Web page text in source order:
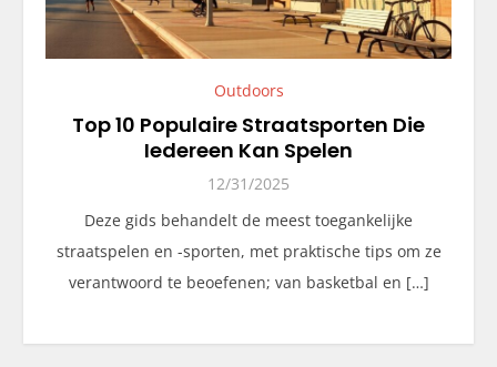
Outdoors
Top 10 Populaire Straatsporten Die
Iedereen Kan Spelen
12/31/2025
Deze gids behandelt de meest toegankelijke
straatspelen en -sporten, met praktische tips om ze
verantwoord te beoefenen; van basketbal en […]